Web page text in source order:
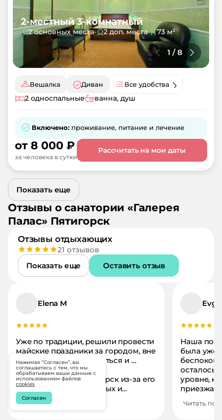
2-местный 3-комнатный
2 основных места• 2 доп. места• 73 м²
1 / 8
Вешалка Диван
Все удобства
2 односпальные
ванна, душ
Включено: проживание, питание и лечение
от 8 000 ₽
за человека в сутки
Рассчитать на мои даты
Показать еще
Отзывы осанатории «Галерея
Палас» Пятигорск
Отзывы отдыхающих
21 отзывов
Показать еще
Оставить отзыв
Elena M
Уже по традиции, решили провести
майские праздники за городом, вне
суеты. Отдохнуть , забыться и …
подлечиться! Выбрали
полюбившийся Пятигорск из-за его
горячих сероводородных и
радоновых источников, а также
природной минеральной воды.
Читать полностью
Наша
была уже
осталось
уровне,
хороший
Читать
Нажимая “Согласен”, вы
соглашаетесь с тем, что мы
обрабатываем ваши данные с
использованием файлов
cookies
Согласен